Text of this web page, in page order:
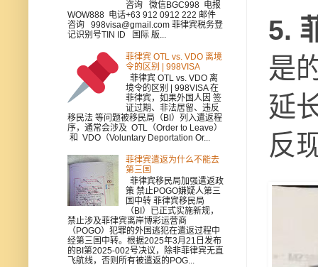
5.
是
延
反
咨询 微信BGC998 电报
WOW888 电话+63 912 0912 222 邮件
咨询 998visa@gmail.com 菲律宾税务登
记识别号TIN ID 国际 版...
菲律宾 OTL vs. VDO 离境
令的区别 | 998VISA
菲律宾 OTL vs. VDO 离
境令的区别 | 998VISA 在
菲律宾，如果外国人因 签
证过期、非法居留、违反
移民法 等问题被移民局（BI）列入遣返程
序，通常会涉及 OTL（Order to Leave）
和 VDO（Voluntary Deportation Or...
菲律宾遣返为什么不能去
第三国
菲律宾移民局加强遣返政
策 禁止POGO嫌疑人第三
国中转 菲律宾移民局
（BI）已正式实施新规，
禁止涉及菲律宾离岸博彩运营商
（POGO）犯罪的外国逃犯在遣返过程中
经第三国中转。根据2025年3月21日发布
的BI第2025-002号决议，除非菲律宾无直
飞航线，否则所有被遣返的POG...